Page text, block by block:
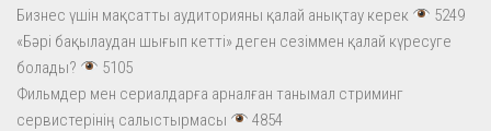
Бизнес үшін мақсатты аудиторияны қалай анықтау керек
5249
«Бәрі бақылаудан шығып кетті» деген сезіммен қалай күресуге
болады?
5105
Фильмдер мен сериалдарға арналған танымал стриминг
сервистерінің салыстырмасы
4854